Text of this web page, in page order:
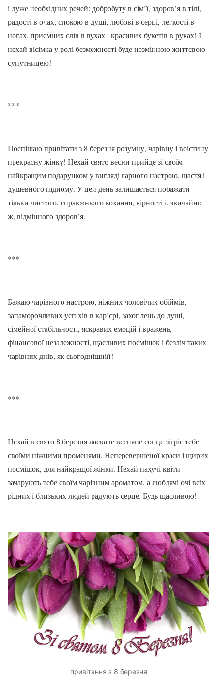
і дуже необхідних речей: добробуту в сім’ї, здоров’я в тілі,
радості в очах, спокою в душі, любові в серці, легкості в
ногах, приємних слів в вухах і красивих букетів в руках! І
нехай вісімка у ролі безмежності буде незмінною життєвою
супутницею!
***
Поспішаю привітати з 8 березня розумну, чарівну і воістину
прекрасну жінку! Нехай свято весни прийде зі своїм
найкращим подарунком у вигляді гарного настрою, щастя і
душевного підйому. У цей день залишається побажати
тільки чистого, справжнього кохання, вірності і, звичайно
ж, відмінного здоров’я.
***
Бажаю чарівного настрою, ніжних чоловічих обіймів,
запаморочливих успіхів в кар’єрі, захоплень до душі,
сімейної стабільності, яскравих емоцій і вражень,
фінансової незалежності, щасливих посмішок і безліч таких
чарівних днів, як сьогоднішній!
***
Нехай в свято 8 березня ласкаве весняне сонце зігріє тебе
своїми ніжними променями. Неперевершеної краси і щирих
посмішок, для найкращої жінки. Нехай пахучі квіти
зачарують тебе своїм чарівним ароматом, а люблячі очі всіх
рідних і близьких людей радують серце. Будь щасливою!
привітання з 8 березня